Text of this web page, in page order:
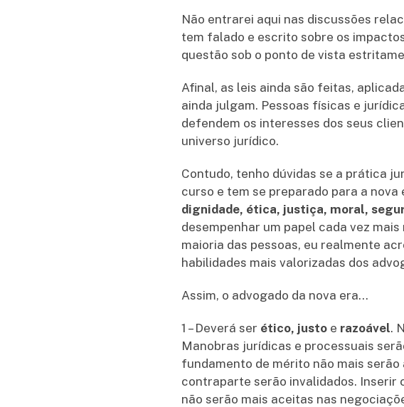
Não entrarei aqui nas discussões
tem falado e escrito sobre os
questão sob o ponto de vista
Afinal, as leis ainda são feitas,
ainda julgam. Pessoas físicas e
defendem os interesses dos seus
universo jurídico.
Contudo, tenho dúvidas se a prática
curso e tem se preparado para a nova
dignidade, ética, justiça, moral,
desempenhar um papel cada vez
maioria das pessoas, eu realmente
habilidades mais valorizadas dos
Assim, o advogado da nova era…
1 – Deverá ser ético, justo e razoável.
Manobras jurídicas e processuais
fundamento de mérito não mais
contraparte serão invalidados.
não serão mais aceitas nas